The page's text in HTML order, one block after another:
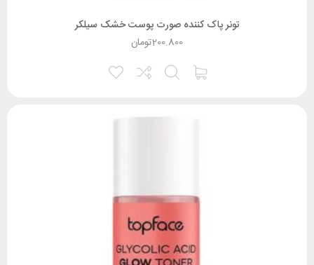
تونر پاک کننده صورت پوست خشک سیلکر
تومان200.800